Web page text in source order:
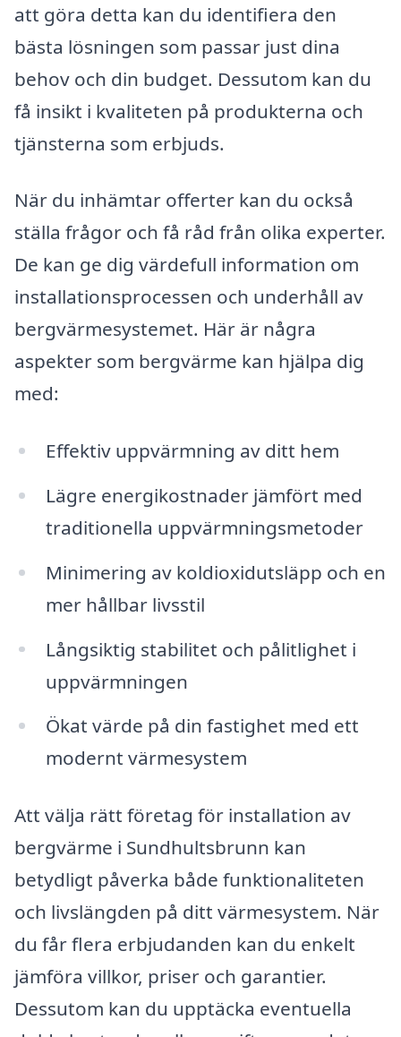
att göra detta kan du identifiera den
bästa lösningen som passar just dina
behov och din budget. Dessutom kan du
få insikt i kvaliteten på produkterna och
tjänsterna som erbjuds.
När du inhämtar offerter kan du också
ställa frågor och få råd från olika experter.
De kan ge dig värdefull information om
installationsprocessen och underhåll av
bergvärmesystemet. Här är några
aspekter som bergvärme kan hjälpa dig
med:
Effektiv uppvärmning av ditt hem
Lägre energikostnader jämfört med
traditionella uppvärmningsmetoder
Minimering av koldioxidutsläpp och en
mer hållbar livsstil
Långsiktig stabilitet och pålitlighet i
uppvärmningen
Ökat värde på din fastighet med ett
modernt värmesystem
Att välja rätt företag för installation av
bergvärme i Sundhultsbrunn kan
betydligt påverka både funktionaliteten
och livslängden på ditt värmesystem. När
du får flera erbjudanden kan du enkelt
jämföra villkor, priser och garantier.
Dessutom kan du upptäcka eventuella